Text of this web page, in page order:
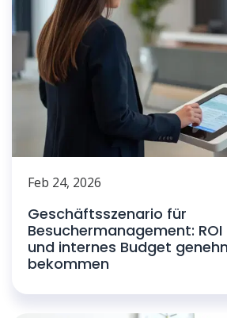
Feb 24, 2026
Geschäftsszenario für
Besuchermanagement:
und internes Budget
bekommen